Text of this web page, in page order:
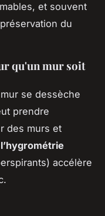
et souvent
du
qu'un mur soit
se dessèche
prendre
des murs et
accélère